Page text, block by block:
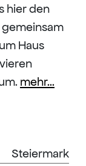
hier den
Haus
mehr...
Steiermark